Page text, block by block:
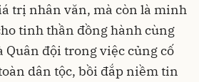
trị nhân văn, mà còn là minh
tinh thần đồng hành cùng
Quân đội trong việc củng cố
dân tộc, bồi đắp niềm tin